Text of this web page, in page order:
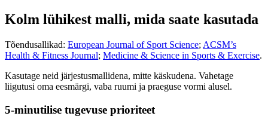
Kolm lühikest malli, mida saate kasutada
Tõendusallikad: European Journal of Sport Science; ACSM’s
Health & Fitness Journal; Medicine & Science in Sports & Exercise.
Kasutage neid järjestusmallidena, mitte käskudena. Vahetage
liigutusi oma eesmärgi, vaba ruumi ja praeguse vormi alusel.
5-minutilise tugevuse prioriteet